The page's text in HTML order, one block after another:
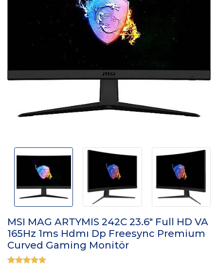
MSI MAG ARTYMIS 242C 23.6" Full HD VA
165Hz 1ms Hdmı Dp Freesync Premium
Curved Gaming Monitör